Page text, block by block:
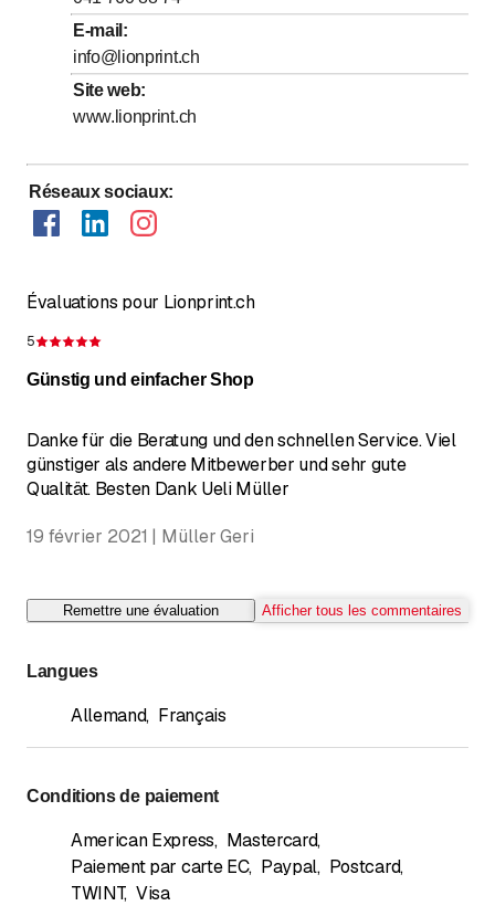
Vendredi
Samedi
Dimanche
E-mail :
info@lionprint.ch
Site web:
www.lionprint.ch
Réseaux sociaux:
Évaluations pour Lionprint.ch
5
Günstig und einfacher Shop
Danke für die Beratung und den schnellen Service. Viel
günstiger als andere Mitbewerber und sehr gute
Qualität. Besten Dank Ueli Müller
19 février 2021 | Müller Geri
Remettre une évaluation Afficher tous les commentaires
Langues
Allemand, Français
Conditions de paiement
American Express, Mastercard,
Paiement par carte EC, Paypal, Postcard,
TWINT, Visa